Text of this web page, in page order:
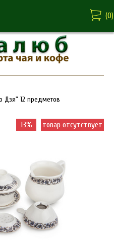
(0)
Дзя" 12 предметов
13% товар отсутствует